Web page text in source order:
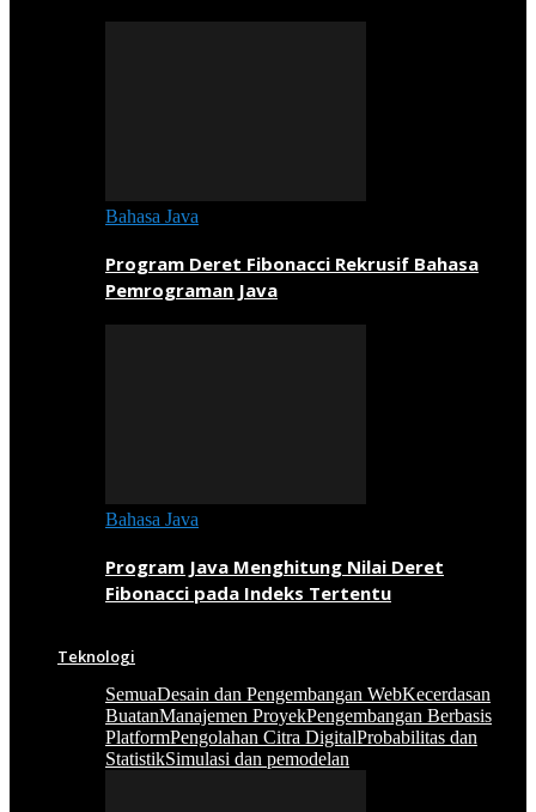
Bahasa Java
Program Deret Fibonacci Rekrusif Bahasa
Pemrograman Java
Bahasa Java
Program Java Menghitung Nilai Deret
Fibonacci pada Indeks Tertentu
Teknologi
SemuaDesain dan Pengembangan WebKecerdasan
BuatanManajemen ProyekPengembangan Berbasis
PlatformPengolahan Citra DigitalProbabilitas dan
StatistikSimulasi dan pemodelan